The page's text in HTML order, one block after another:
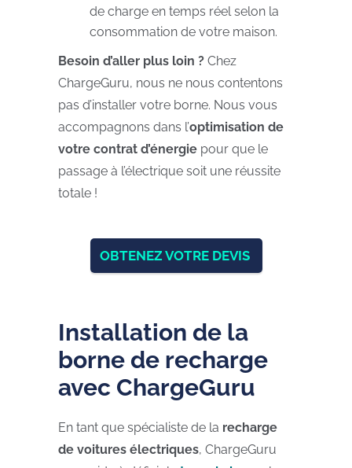
de charge en temps réel selon la
consommation de votre maison.
Besoin d’aller plus loin ? Chez
ChargeGuru, nous ne nous contentons
pas d’installer votre borne. Nous vous
accompagnons dans l’optimisation de
votre contrat d’énergie pour que le
passage à l’électrique soit une réussite
totale !
OBTENEZ VOTRE DEVIS
Installation de la
borne de recharge
avec ChargeGuru
En tant que spécialiste de la recharge
de voitures électriques, ChargeGuru